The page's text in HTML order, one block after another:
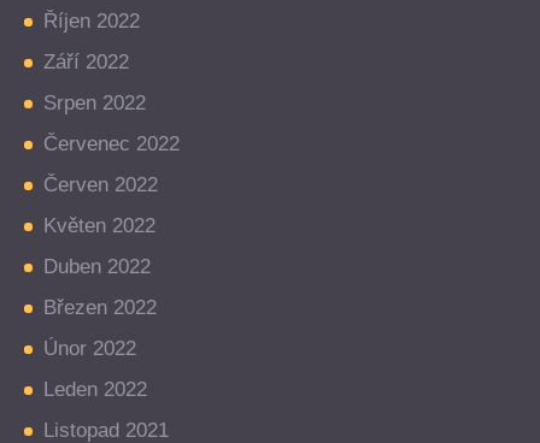
Říjen 2022
Září 2022
Srpen 2022
Červenec 2022
Červen 2022
Květen 2022
Duben 2022
Březen 2022
Únor 2022
Leden 2022
Listopad 2021